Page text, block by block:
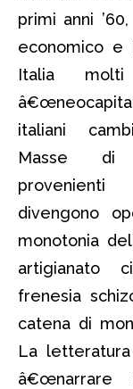
primi anni
economico
Italia molti
italiani
Masse di
divengono
monotonia
artigianato
frenesia
catena di
La